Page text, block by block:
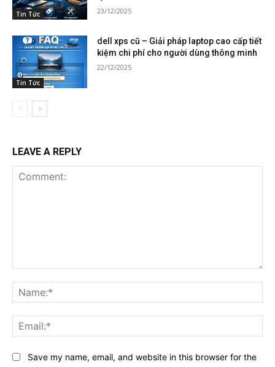
Tin Tức 23/12/2025
Tin Tức
dell xps cũ – Giải pháp laptop cao cấp tiết
kiệm chi phí cho người dùng thông minh
22/12/2025
LEAVE A REPLY
Save my name, email, and website in this browser for the